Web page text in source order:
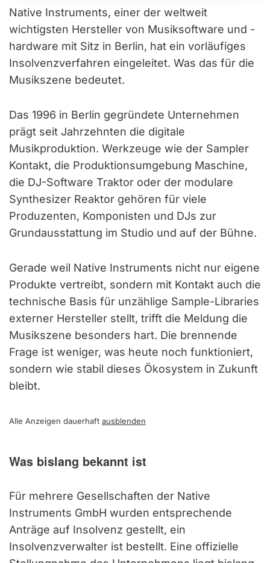
Native Instruments, einer der weltweit
wichtigsten Hersteller von Musiksoftware und -
hardware mit Sitz in Berlin, hat ein vorläufiges
Insolvenzverfahren eingeleitet. Was das für die
Musikszene bedeutet.
Das 1996 in Berlin gegründete Unternehmen
prägt seit Jahrzehnten die digitale
Musikproduktion. Werkzeuge wie der Sampler
Kontakt, die Produktionsumgebung Maschine,
die DJ-Software Traktor oder der modulare
Synthesizer Reaktor gehören für viele
Produzenten, Komponisten und DJs zur
Grundausstattung im Studio und auf der Bühne.
Gerade weil Native Instruments nicht nur eigene
Produkte vertreibt, sondern mit Kontakt auch die
technische Basis für unzählige Sample-Libraries
externer Hersteller stellt, trifft die Meldung die
Musikszene besonders hart. Die brennende
Frage ist weniger, was heute noch funktioniert,
sondern wie stabil dieses Ökosystem in Zukunft
bleibt.
Alle Anzeigen dauerhaft ausblenden
Was bislang bekannt ist
Für mehrere Gesellschaften der Native
Instruments GmbH wurden entsprechende
Anträge auf Insolvenz gestellt, ein
Insolvenzverwalter ist bestellt. Eine offizielle